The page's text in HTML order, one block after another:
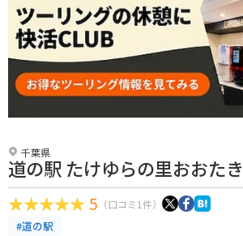
千葉県
道の駅 たけゆらの里おおたき
5 （口コミ1件）
#道の駅